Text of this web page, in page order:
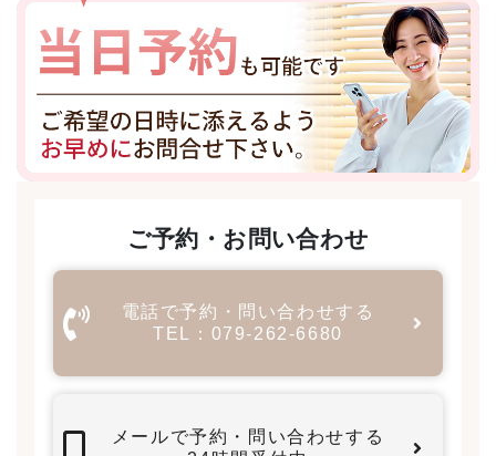
ご予約・お問い合わせ
電話で予約・問い合わせする
TEL：079-262-6680
メールで予約・問い合わせする